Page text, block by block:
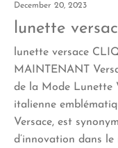
December 20, 2023
lunette
lunette versace
MAINTENANT
de la Mode Lunette
italienne
Versace, est
d’innovation dans